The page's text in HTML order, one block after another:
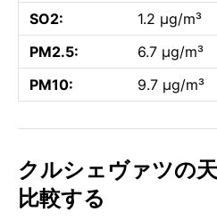
SO2:
1.2 µg/m³
PM2.5:
6.7 µg/m³
PM10:
9.7 µg/m³
クルシェヴァツの
比較する